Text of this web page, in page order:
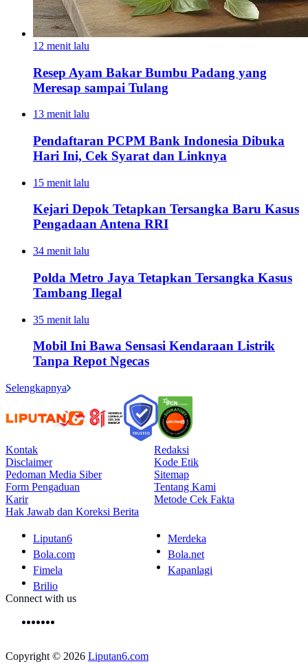
12 menit lalu
Resep Ayam Bakar Bumbu Padang yang
Meresap sampai Tulang
13 menit lalu
Pendaftaran PCPM Bank Indonesia Dibuka
Hari Ini, Cek Syarat dan Linknya
15 menit lalu
Kejari Depok Tetapkan Tersangka Baru Kasus
Pengadaan Antena RRI
34 menit lalu
Polda Metro Jaya Tetapkan Tersangka Kasus
Tambang Ilegal
35 menit lalu
Mobil Ini Bawa Sensasi Kendaraan Listrik
Tanpa Repot Ngecas
Selengkapnya
Kontak
Redaksi
Disclaimer
Kode Etik
Pedoman Media Siber
Sitemap
Form Pengaduan
Tentang Kami
Karir
Metode Cek Fakta
Hak Jawab dan Koreksi Berita
Liputan6
Merdeka
Bola.com
Bola.net
Fimela
Kapanlagi
Brilio
Connect with us
Copyright © 2026 Liputan6.com